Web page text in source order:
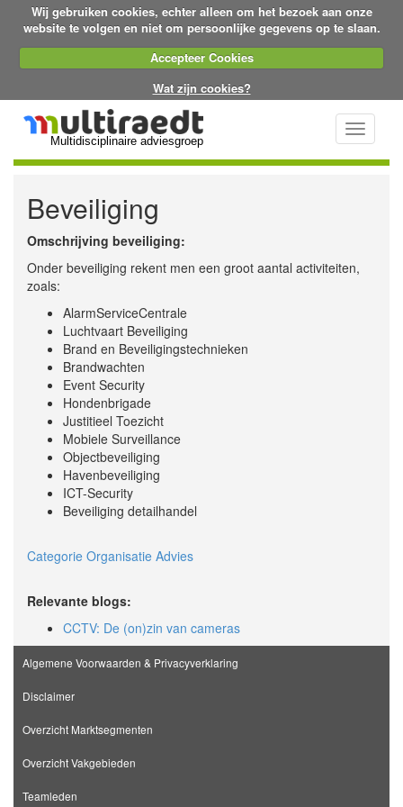
Wij gebruiken cookies, echter alleen om het bezoek aan onze
website te volgen en niet om persoonlijke gegevens op te slaan.
Accepteer Cookies
Wat zijn cookies?
Multidisciplinaire adviesgroep
Toggle
Beveiliging
Omschrijving beveiliging:
Onder beveiliging rekent men een groot aantal activiteiten,
zoals:
AlarmServiceCentrale
Luchtvaart Beveiliging
Brand en Beveiligingstechnieken
Brandwachten
Event Security
Hondenbrigade
Justitieel Toezicht
Mobiele Surveillance
Objectbeveiliging
Havenbeveiliging
ICT-Security
Beveiliging detailhandel
Categorie Organisatie Advies
Relevante blogs:
CCTV: De (on)zin van cameras
Algemene Voorwaarden & Privacyverklaring
Disclaimer
Overzicht Marktsegmenten
Overzicht Vakgebieden
Teamleden